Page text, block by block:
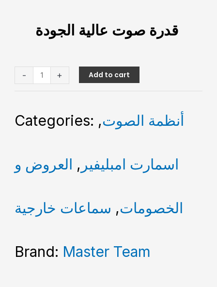
قدرة صوت عالية الجودة
- + Add to cart
Categories: أنظمة الصوت,
اسمارت امبليفير , العروض و
الخصومات, سماعات خارجية
Brand: Master Team